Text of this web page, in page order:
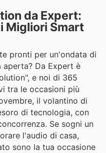
da Expert:
Migliori Smart
pronti per un'ondata di
aperta? Da Expert è
e noi di 365
tra le occasioni più
il volantino di
di tecnologia, con
Se sogni un
l'audio di casa,
sono la tua occasione